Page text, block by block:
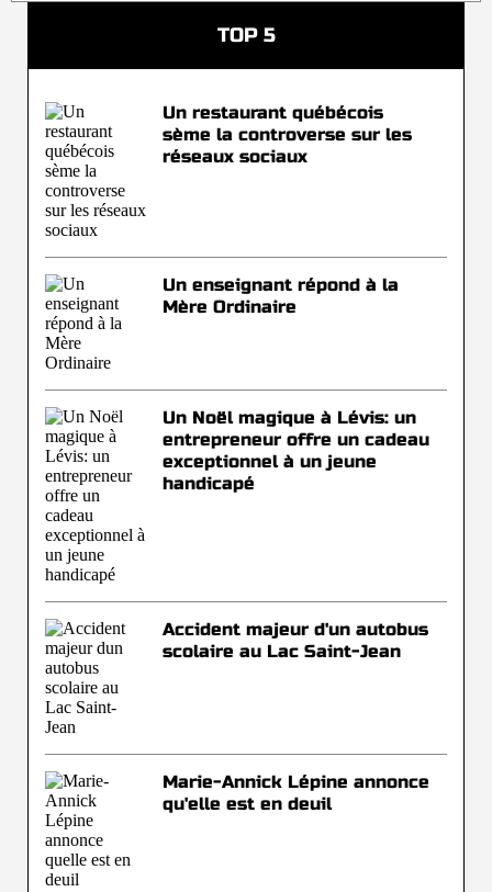
TOP 5
Un restaurant québécois
sème la controverse sur les
réseaux sociaux
Un enseignant répond à la
Mère Ordinaire
Un Noël magique à Lévis: un
entrepreneur offre un cadeau
exceptionnel à un jeune
handicapé
Accident majeur d'un autobus
scolaire au Lac Saint-Jean
Marie-Annick Lépine annonce
qu'elle est en deuil